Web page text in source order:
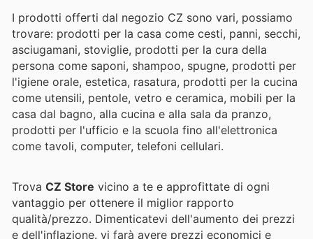
I prodotti offerti dal negozio CZ sono vari, possiamo
trovare: prodotti per la casa come cesti, panni, secchi,
asciugamani, stoviglie, prodotti per la cura della
persona come saponi, shampoo, spugne, prodotti per
l'igiene orale, estetica, rasatura, prodotti per la cucina
come utensili, pentole, vetro e ceramica, mobili per la
casa dal bagno, alla cucina e alla sala da pranzo,
prodotti per l'ufficio e la scuola fino all'elettronica
come tavoli, computer, telefoni cellulari.
Trova CZ Store vicino a te e approfittate di ogni
vantaggio per ottenere il miglior rapporto
qualità/prezzo. Dimenticatevi dell'aumento dei prezzi
e dell'inflazione. vi farà avere prezzi economici e